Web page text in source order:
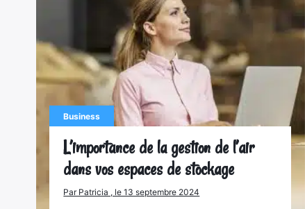
Business
L’importance de la gestion de l’air
dans vos espaces de stockage
Par Patricia , le 13 septembre 2024